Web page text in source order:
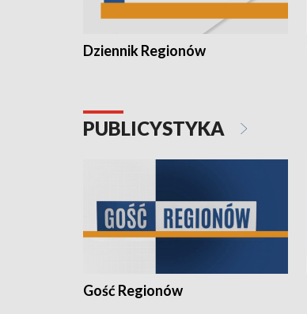
Dziennik Regionów
PUBLICYSTYKA
Gość Regionów